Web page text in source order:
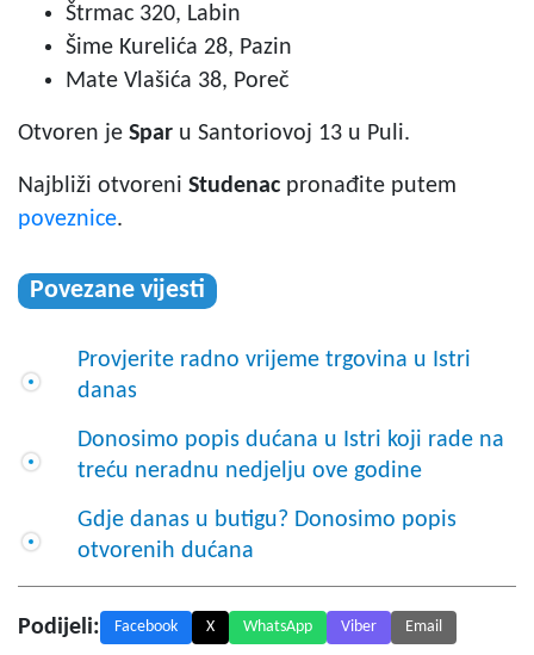
Štrmac 320, Labin
Šime Kurelića 28, Pazin
Mate Vlašića 38, Poreč
Otvoren je Spar u Santoriovoj 13 u Puli.
Najbliži otvoreni Studenac pronađite putem
poveznice.
Povezane vijesti
Provjerite radno vrijeme trgovina u Istri
danas
Donosimo popis dućana u Istri koji rade na
treću neradnu nedjelju ove godine
Gdje danas u butigu? Donosimo popis
otvorenih dućana
Podijeli: Facebook X WhatsApp Viber Email